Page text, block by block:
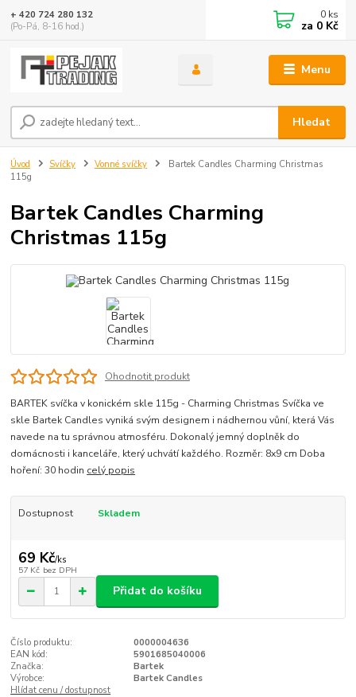
Menu
Hledat
+ 420 724 280 132
(Po-Pá, 8-16 hod.)
0 ks
za 0 Kč
Úvod Svíčky Vonné svíčky
Bartek Candles Charming Christmas
115g
Bartek Candles Charming
Christmas 115g
Ohodnotit produkt
BARTEK svíčka v konickém skle 115g - Charming Christmas Svíčka ve
skle Bartek Candles vyniká svým designem i nádhernou vůní, která Vás
navede na tu správnou atmosféru. Dokonalý jemný doplněk do
domácnosti i kanceláře, který uchvátí každého. Rozměr: 8x9 cm Doba
hoření: 30 hodin celý popis
Dostupnost Skladem
69 Kč/ks
57 Kč bez DPH
Přidat do košíku
Číslo produktu:
0000004636
EAN kód:
5901685040006
Značka:
Bartek
Výrobce:
Bartek Candles
Hlídat cenu / dostupnost